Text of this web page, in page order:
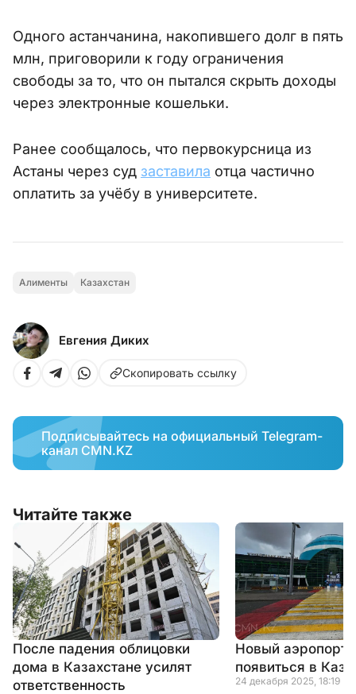
Одного астанчанина, накопившего долг в пять
млн, приговорили к году ограничения
свободы за то, что он пытался скрыть доходы
через электронные кошельки.
Ранее сообщалось, что первокурсница из
Астаны через суд заставила отца частично
оплатить за учёбу в университете.
Алименты Казахстан
Евгения Диких
Скопировать ссылку
Подписывайтесь на официальный Telegram-
канал CMN.KZ
Читайте также
После падения облицовки
дома в Казахстане усилят
ответственность
Новый аэропорт
появиться в
24 декабря 2025, 18:19